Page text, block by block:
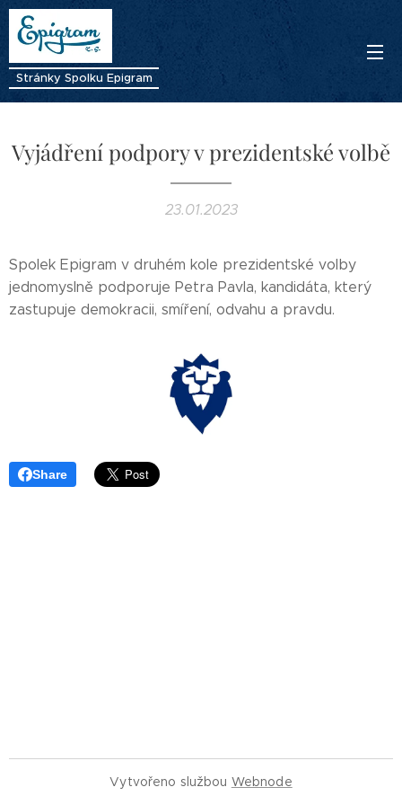
Stránky Spolku Epigram
Vyjádření podpory v prezidentské volbě
23.01.2023
Spolek Epigram v druhém kole prezidentské volby
jednomyslně podporuje Petra Pavla, kandidáta, který
zastupuje demokracii, smíření, odvahu a pravdu.
Share
Vytvořeno službou Webnode